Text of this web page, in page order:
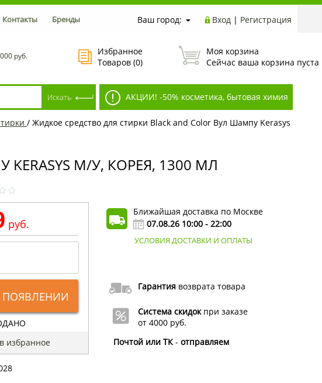
Ваш город: Вход | Регистрация
Контакты Бренды
руб.
Избранное
Товаров (0)
Моя корзина
Сейчас ваша корзина пуста
АКЦИИ! -50% косметика, бытовая химия
/ Жидкое средство для стирки Black and Color Вул Шампу Kerasys
М/У, КОРЕЯ, 1300 МЛ
руб.
избранное
Ближайшая доставка по Москве
07.08.26 10:00 - 22:00
УСЛОВИЯ ДОСТАВКИ И ОПЛАТЫ
Гарантиявозврата товара
Система скидокпри заказе
от 4000 руб.
Почтой или ТК- отправляем